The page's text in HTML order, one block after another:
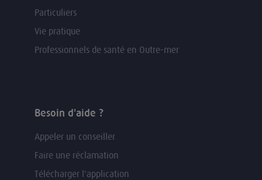
Particuliers
Vie pratique
Professionnels de santé en Outre-mer
Besoin d'aide ?
Appeler un conseiller
Faire une réclamation
Télécharger l'application